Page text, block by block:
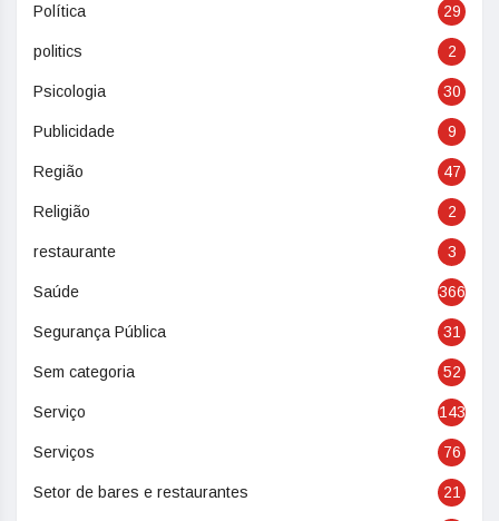
Política 29
politics 2
Psicologia 30
Publicidade 9
Região 47
Religião 2
restaurante 3
Saúde 366
Segurança Pública 31
Sem categoria 52
Serviço 143
Serviços 76
Setor de bares e restaurantes 21